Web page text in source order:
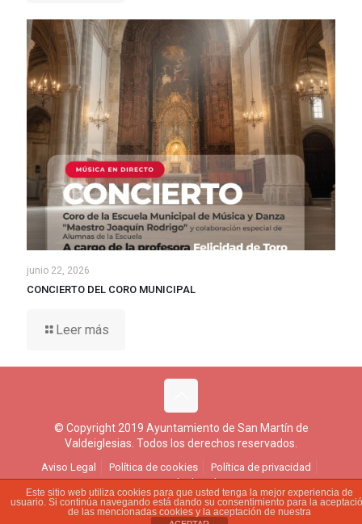
junio 22, 2026
CONCIERTO DEL CORO MUNICIPAL
Leer más
© Copyright 2019 Ayuntamiento de San Martín de
Valdeiglesias. Todos los derechos reservados.
Aviso Legal Política de cookies
Política de privacidad
Ejercicio de derechos
Este sitio web utiliza cookies para que usted tenga la mejor experiencia de
usuario. Si continúa navegando está dando su consentimiento para la
de las mencionadas cookies y la aceptación de nuestra